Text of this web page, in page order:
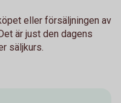
eller försäljningen av
är just den dagens
säljkurs.